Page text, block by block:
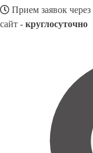
Прием заявок через
сайт - круглосуточно